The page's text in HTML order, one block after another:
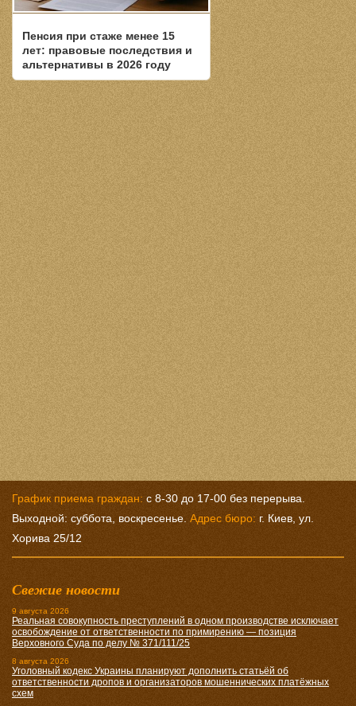
Пенсия при стаже менее 15
лет: правовые последствия и
альтернативы в 2026 году
График приема граждан: с 8-30 до 17-00 без перерыва.
Выходной: суббота, воскресенье. Адрес бюро: г. Киев, ул.
Хорива 25/12
Свежие новости
9 августа 2026
Реальная совокупность преступлений в одном производстве исключает
освобождение от ответственности по примирению — позиция
Верховного Суда по делу № 371/111/25
8 августа 2026
Уголовный кодекс Украины планируют дополнить статьёй об
ответственности дропов и организаторов мошеннических платёжных
схем